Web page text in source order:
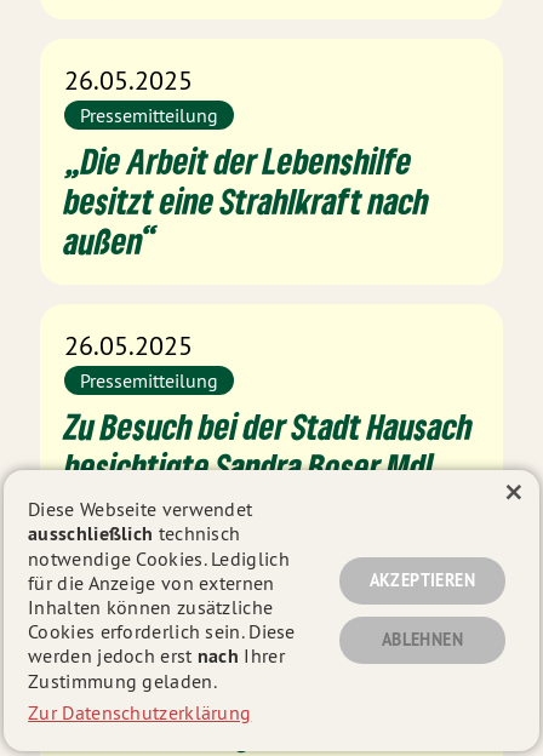
26.05.2025
Pressemitteilung
„Die Arbeit der Lebenshilfe
besitzt eine Strahlkraft nach
außen“
26.05.2025
Pressemitteilung
Zu Besuch bei der Stadt Hausach
besichtigte Sandra Boser MdL
das künftige DRK-Sozialzentrum
22.05.2025
Pressemitteilung
Sandra Boser MdL besuchte die
Gemeinde Ringsheim und die
Diese Webseite verwendet
ausschließlich technisch
notwendige Cookies. Lediglich
für die Anzeige von externen
Inhalten können zusätzliche
Cookies erforderlich sein. Diese
werden jedoch erst nach Ihrer
Zustimmung geladen.
Zur Datenschutzerklärung
AKZEPTIEREN
ABLEHNEN
×